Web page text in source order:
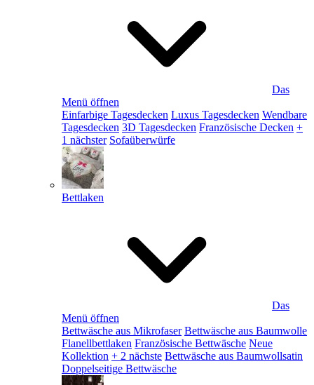
Das
Menü öffnen
Einfarbige Tagesdecken Luxus Tagesdecken Wendbare
Tagesdecken 3D Tagesdecken Französische Decken +
1 nächster Sofaüberwürfe
Bettlaken
Das
Menü öffnen
Bettwäsche aus Mikrofaser Bettwäsche aus Baumwolle
Flanellbettlaken Französische Bettwäsche Neue
Kollektion + 2 nächste Bettwäsche aus Baumwollsatin
Doppelseitige Bettwäsche